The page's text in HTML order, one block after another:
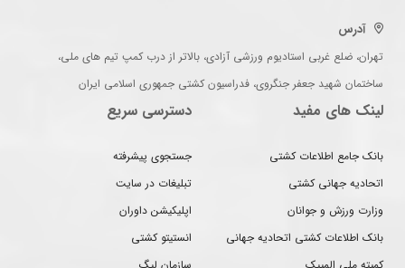
آدرس
تهران، ضلع غربی استادیوم ورزشی آزادی، بالاتر از درب کمپ تیم های ملی،
ساختمان شهید جعفر جنگروی، فدراسیون کشتی جمهوری اسلامی ایران
لینک های مفید
بانک جامع اطلاعات کشتی
اتحادیه جهانی کشتی
وزارت ورزش و جوانان
بانک اطلاعات کشتی اتحادیه جهانی
دسترسی سریع
جستجوی پیشرفته
تبلیغات در سایت
اپلیکیشن داوران
انستیتو کشتی